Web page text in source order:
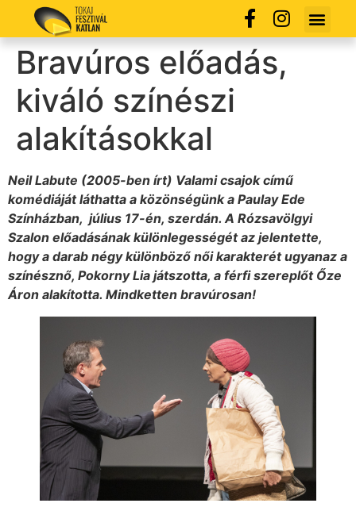
Bravúros előadás,
kiváló színészi
alakításokkal
Neil Labute (2005-ben írt) Valami csajok című
komédiáját láthatta a közönségünk a Paulay Ede
Színházban, július 17-én, szerdán. A Rózsavölgyi
Szalon előadásának különlegességét az jelentette,
hogy a darab négy különböző női karakterét ugyanaz a
színésznő, Pokorny Lia játszotta, a férfi szereplőt Őze
Áron alakította. Mindketten bravúrosan!